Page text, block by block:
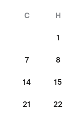
С Н
1
7 8
14 15
21 22